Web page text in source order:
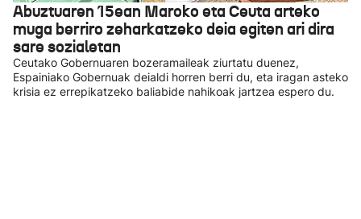
Abuztuaren 15ean Maroko eta Ceuta arteko
muga berriro zeharkatzeko deia egiten ari dira
sare sozialetan
Ceutako Gobernuaren bozeramaileak ziurtatu duenez,
Espainiako Gobernuak deialdi horren berri du, eta iragan asteko
krisia ez errepikatzeko baliabide nahikoak jartzea espero du.